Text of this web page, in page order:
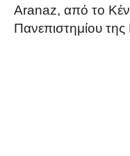
Aranaz, από το
Πανεπιστημίου